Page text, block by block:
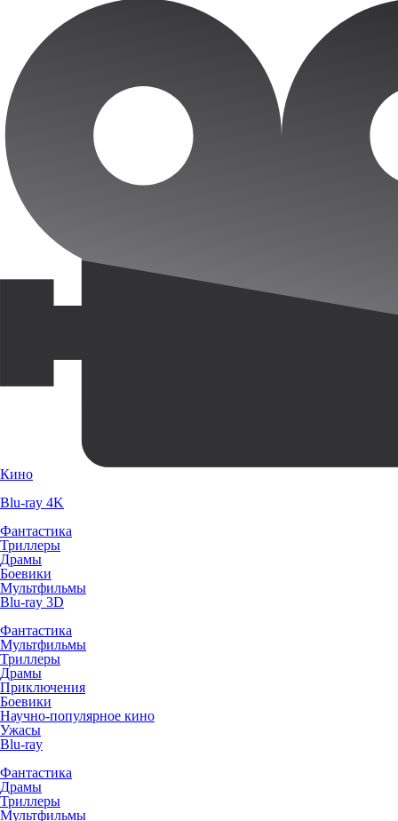
Кино
Blu-ray 4K
Фантастика
Триллеры
Драмы
Боевики
Мультфильмы
Blu-ray 3D
Фантастика
Мультфильмы
Триллеры
Драмы
Приключения
Боевики
Научно-популярное кино
Ужасы
Blu-ray
Фантастика
Драмы
Триллеры
Мультфильмы